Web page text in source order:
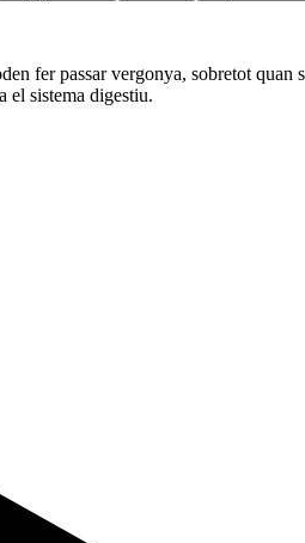
fer passar vergonya, sobretot
el sistema digestiu.